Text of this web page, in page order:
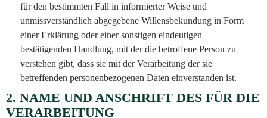
für den bestimmten Fall in informierter Weise und
unmissverständlich abgegebene Willensbekundung in Form
einer Erklärung oder einer sonstigen eindeutigen
bestätigenden Handlung, mit der die betroffene Person zu
verstehen gibt, dass sie mit der Verarbeitung der sie
betreffenden personenbezogenen Daten einverstanden ist.
2. NAME UND ANSCHRIFT DES FÜR DIE
VERARBEITUNG